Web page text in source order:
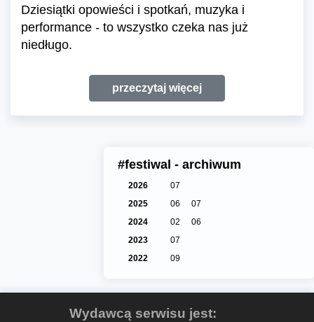
Dziesiątki opowieści i spotkań, muzyka i
performance - to wszystko czeka nas już
niedługo.
przeczytaj więcej
#festiwal - archiwum
2026
07
2025
06
07
2024
02
06
2023
07
2022
09
Wydawcą serwisu jest: